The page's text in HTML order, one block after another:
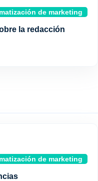
de marketing
la redacción
de marketing